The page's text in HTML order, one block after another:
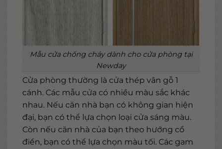
Mẫu cửa chống cháy dành cho cửa phòng tại
Newday
Cửa phòng thường là cửa thép vân gỗ 1
cánh. Các mẫu cửa có nhiều màu sắc khác
nhau. Nếu căn nhà bạn có không gian hiện
đại, bạn có thể lựa chọn loại cửa sáng màu.
Còn nếu căn nhà của bạn theo hướng cổ
điển, bạn có thể lựa chọn màu tối. Các gam